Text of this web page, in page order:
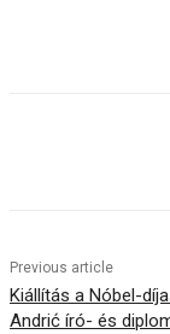
Previous article
Kiállítás a Nóbel-
Andrić író- és